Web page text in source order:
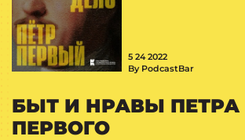
5 24 2022
By PodcastBar
БЫТ И НРАВЫ ПЕТРА
ПЕРВОГО